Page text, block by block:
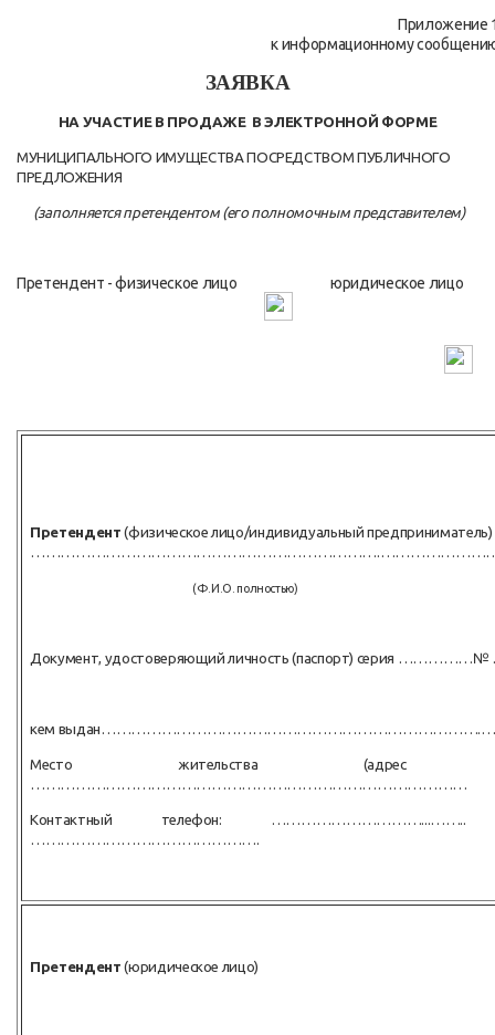
Приложение
к информационному
ЗАЯВКА
НА УЧАСТИЕ В ПРОДАЖЕ В ЭЛЕКТРОННОЙ ФОРМЕ
МУНИЦИПАЛЬНОГО ИМУЩЕСТВА ПОСРЕДСТВОМ ПУБЛИЧНОГО
ПРЕДЛОЖЕНИЯ
(заполняется претендентом (его полномочным представителем)
Претендент - физическое лицо юридическое лицо
Претендент(физическое лицо/индивидуальный предприниматель)
(Ф.И.О. полностью)
Документ, удостоверяющий личность (паспорт) серия
кем выдан………………………………………………………………….………….…
Место жительства (адрес
……………………………………………………………………………
Контактный телефон: …………………………...……..
……………………………………….
Претендент(юридическое лицо)